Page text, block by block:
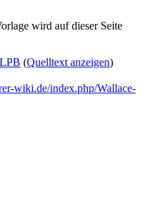
wird auf dieser Seite
(Quelltext anzeigen)
wiki.de/index.php/Wallace-